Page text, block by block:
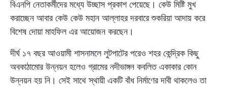
বিএনপি নেতাকর্মীদের মধ্যে উচ্ছাস প্রকাশ পেয়েছে। কেউ মিষ্টি মুখ
করাচ্ছেন আবার কেউ কেউ মহান আল্লাহর দরবারে শুকরিয়া আদায় করে
বিশেষ দোয়া মাহফিল এর আয়োজন করছেন।
দীর্ঘ ১৭ বছর আওয়ামী শাসনামলে লুটপাটের পরেও শহর কেন্দ্রিক কিছু
অবকাঠামোর উন্নয়ন হলেও গ্রামের নদীভাঙ্গন কবলিত একাকার কোন
উন্নয়ন হয় নি। সেই সাথে স্থায়ী একটি বাঁধ নির্মাণের দাবী থাকলেও তা